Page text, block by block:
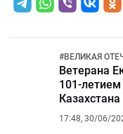
#ВЕЛИКАЯ
Ветерана
101-
Казахстана
17:48, 30/06/